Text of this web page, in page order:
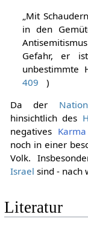
„Mit
in den
Gefahr, er
unbestimmte
409
)
Da der
hinsichtlich des
negatives Karma
noch in einer
Volk.
Israel sind - nach
Literatur